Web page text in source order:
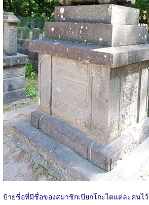
ป้ายชื่อที่มีชื่อของสมาชิกเบียกโกะไตแต่ละคนไว้